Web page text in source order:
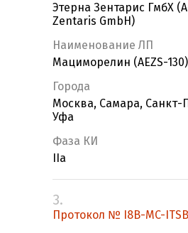
Этерна Зентарис ГмбХ
Zentaris GmbH)
Наименование ЛП
Мациморелин (AEZS-130)
Города
Москва, Самара, Санкт-
Уфа
Фаза КИ
IIa
3.
Протокол № I8B-MC-ITSB